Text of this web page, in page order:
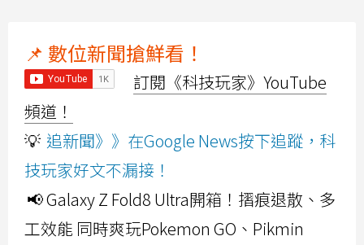
📌 數位新聞搶鮮看！
訂閱《科技玩家》YouTube
頻道！
💡 追新聞》》在Google News按下追蹤，科
技玩家好文不漏接！
📢 Galaxy Z Fold8 Ultra開箱！摺痕退散、多
工效能 同時爽玩Pokemon GO、Pikmin